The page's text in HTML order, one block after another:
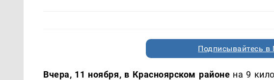
Подписывайтесь в
Вчера, 11 ноября, в Красноярском районе на 9